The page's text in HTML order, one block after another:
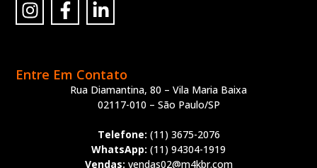
Entre Em Contato
Rua Diamantina, 80 – Vila Maria Baixa
02117-010 – São Paulo/SP
Telefone: (11) 3675-2076
WhatsApp: (11) 94304-1919
Vendas: vendas02@m4kbr.com